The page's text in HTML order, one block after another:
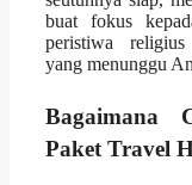
buat fokus
peristiwa
yang menunggu
Bagaimana
Paket Travel